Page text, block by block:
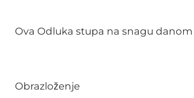
Ova Odluka stupa na snagu
Obrazloženje